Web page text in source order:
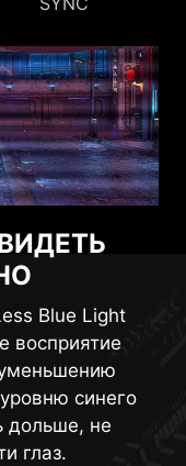
Blue Light
восприятие
синего
дольше, не
глаз.
в
в мониторе
Sync. Она
экрана с
устраняя
«разрыва